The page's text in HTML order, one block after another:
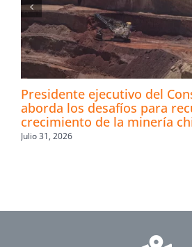
Presidente ejecutivo del
aborda los desafíos para
crecimiento de la minería
Julio 31, 2026